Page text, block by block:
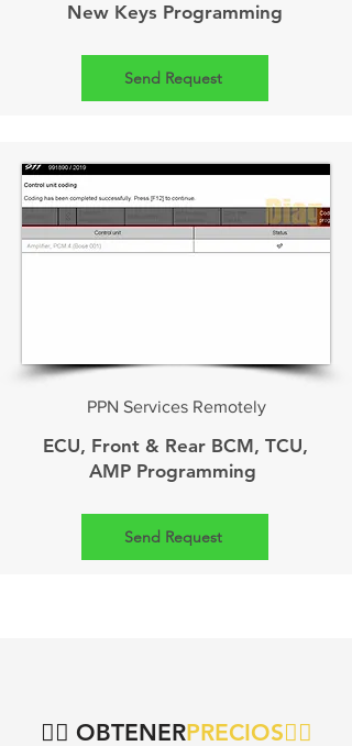
New Keys Programming
Send Request
PPN Services Remotely
ECU, Front & Rear BCM, TCU,
AMP Programming
Send Request
👇🏻 OBTENERPRECIOS👇🏻